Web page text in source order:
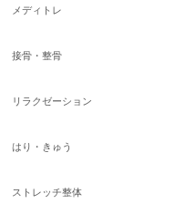
メディトレ
接骨・整骨
リラクゼーション
はり・きゅう
ストレッチ整体